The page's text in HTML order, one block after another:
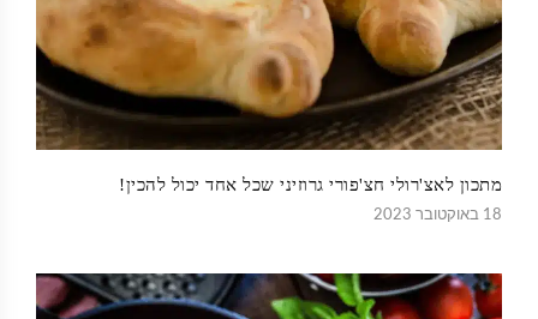
מתכון לאצ'רולי חצ'פורי גרוזיני שכל אחד יכול להכין!
18 באוקטובר 2023